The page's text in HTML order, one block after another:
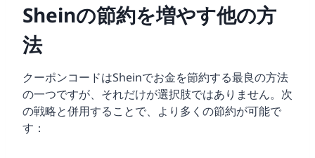
Sheinの節約を増やす他の方
法
クーポンコードはSheinでお金を節約する最良の方法
の一つですが、それだけが選択肢ではありません。次
の戦略と併用することで、より多くの節約が可能で
す：